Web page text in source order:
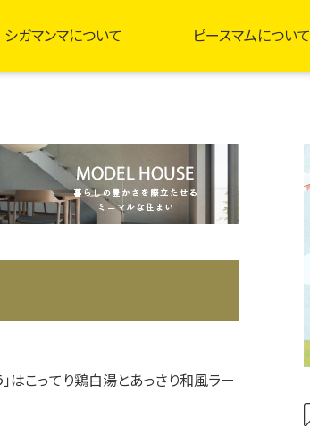
シガマンマについて ピースマムについて
はこってり鶏白湯とあっさり和風ラー